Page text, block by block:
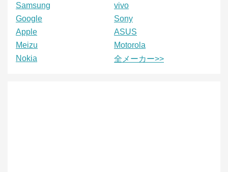
Samsung
vivo
Google
Sony
Apple
ASUS
Meizu
Motorola
Nokia
全メーカー>>